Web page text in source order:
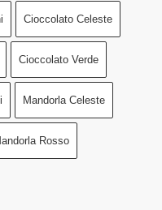
Cioccolato Celeste
Cioccolato Verde
Mandorla Celeste
Rosso